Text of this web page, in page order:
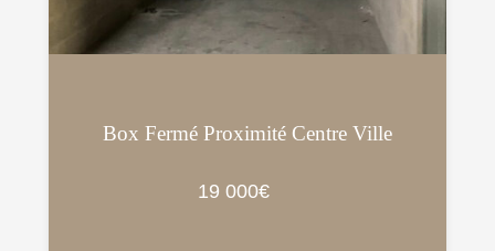
Box Fermé Proximité Centre Ville
19 000€